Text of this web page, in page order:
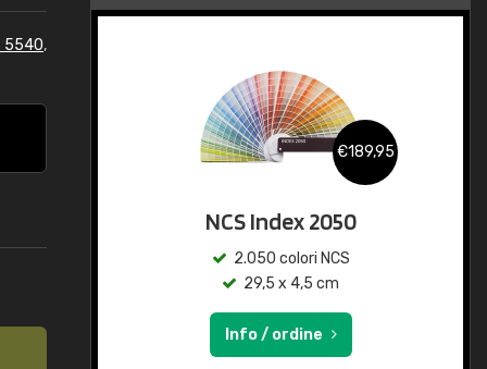
5540,
€189,95
NCS Index 2050
2.050 colori NCS
29,5 x 4,5 cm
Info / ordine